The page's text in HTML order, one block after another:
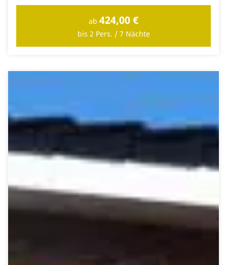
ab 424,00 €
bis 2 Pers. / 7 Nächte